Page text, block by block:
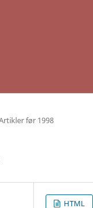
før 1998
HTML